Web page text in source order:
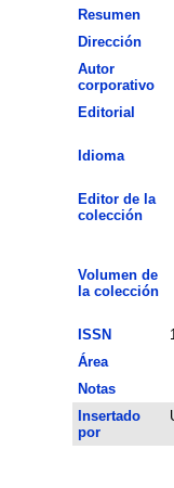
Resumen
Dirección
Autor
corporativo
Editorial
Idioma
Editor de la
colección
Volumen de
la colección
ISSN
Área
Notas
Insertado
por